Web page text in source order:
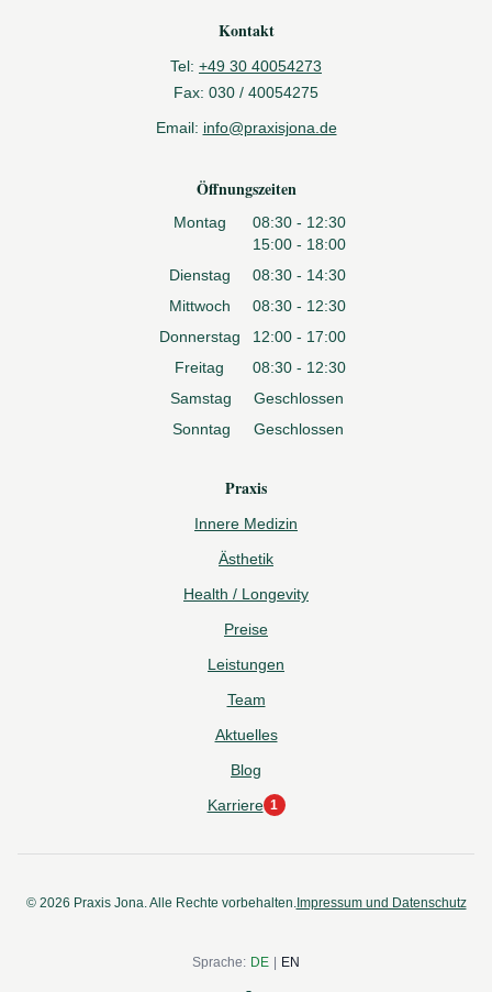
Kontakt
Tel: +49 30 40054273
Fax: 030 / 40054275
Email: info@praxisjona.de
Öffnungszeiten
Montag
08:30 - 12:30
15:00 - 18:00
Dienstag
08:30 - 14:30
Mittwoch
08:30 - 12:30
Donnerstag
12:00 - 17:00
Freitag
08:30 - 12:30
Samstag
Geschlossen
Sonntag
Geschlossen
Praxis
Innere Medizin
Ästhetik
Health / Longevity
Preise
Leistungen
Team
Aktuelles
Blog
Karriere 1
1 neue Stelle
© 2026 Praxis Jona. Alle Rechte vorbehalten.Impressum und Datenschutz
Sprache: DE EN